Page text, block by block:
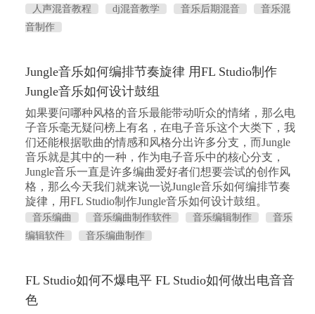
人声混音教程 dj混音教学 音乐后期混音
音乐混
音制作
Jungle音乐如何编排节奏旋律 用FL Studio制作
Jungle音乐如何设计鼓组
如果要问哪种风格的音乐最能带动听众的情绪，那么电
子音乐毫无疑问榜上有名，在电子音乐这个大类下，我
们还能根据歌曲的情感和风格分出许多分支，而Jungle
音乐就是其中的一种，作为电子音乐中的核心分支，
Jungle音乐一直是许多编曲爱好者们想要尝试的创作风
格，那么今天我们就来说一说Jungle音乐如何编排节奏
旋律，用FL Studio制作Jungle音乐如何设计鼓组。
音乐编曲 音乐编曲制作软件 音乐编辑制作
音乐
编辑软件
音乐编曲制作
FL Studio如何不爆电平 FL Studio如何做出电音音
色